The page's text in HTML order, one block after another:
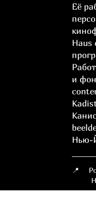
Её
Haus
и
Нью-
📍